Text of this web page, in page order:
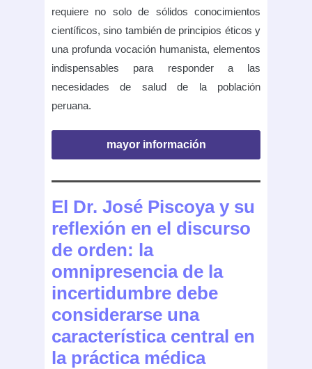
requiere no solo de sólidos conocimientos
científicos, sino también de principios éticos y
una profunda vocación humanista, elementos
indispensables para responder a las
necesidades de salud de la población
peruana.
mayor información
El Dr. José Piscoya y su
reflexión en el discurso
de orden: la
omnipresencia de la
incertidumbre debe
considerarse una
característica central en
la práctica médica